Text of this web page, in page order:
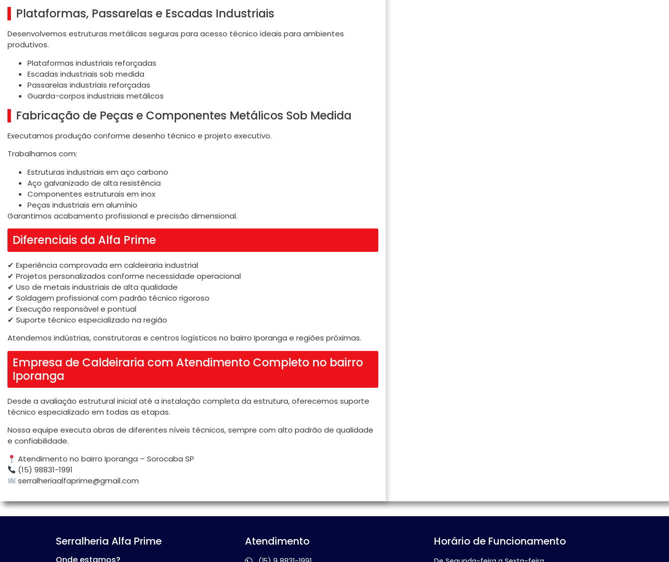
Plataformas, Passarelas e Escadas Industriais
Desenvolvemos estruturas metálicas seguras para acesso técnico ideais para ambientes
produtivos.
Plataformas industriais reforçadas
Escadas industriais sob medida
Passarelas industriais reforçadas
Guarda-corpos industriais metálicos
Fabricação de Peças e Componentes Metálicos Sob Medida
Executamos produção conforme desenho técnico e projeto executivo.
Trabalhamos com:
Estruturas industriais em aço carbono
Aço galvanizado de alta resistência
Componentes estruturais em inox
Peças industriais em alumínio
Garantimos acabamento profissional e precisão dimensional.
Diferenciais da Alfa Prime
✔ Experiência comprovada em caldeiraria industrial
✔ Projetos personalizados conforme necessidade operacional
✔ Uso de metais industriais de alta qualidade
✔ Soldagem profissional com padrão técnico rigoroso
✔ Execução responsável e pontual
✔ Suporte técnico especializado na região
Atendemos indústrias, construtoras e centros logísticos no bairro Iporanga e regiões próximas.
Empresa de Caldeiraria com Atendimento Completo no bairro
Iporanga
Desde a avaliação estrutural inicial até a instalação completa da estrutura, oferecemos suporte
técnico especializado em todas as etapas.
Nossa equipe executa obras de diferentes níveis técnicos, sempre com alto padrão de qualidade
e confiabilidade.
Atendimento no bairro Iporanga – Sorocaba SP
(15) 98831-1991
serralheriaalfaprime@gmail.com
Serralheria Alfa Prime
Onde estamos?
Atendimento Horário de Funcionamento